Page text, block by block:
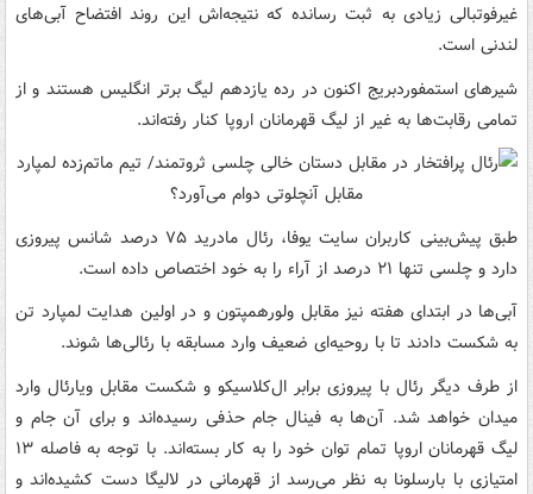
غیرفوتبالی زیادی به ثبت رسانده که نتیجه‌اش این روند افتضاح آبی‌های
لندنی است.
شیرهای استمفوردبریج اکنون در رده یازدهم لیگ برتر انگلیس هستند و از
تمامی رقابت‌ها به غیر از لیگ قهرمانان اروپا کنار رفته‌اند.
طبق پیش‌بینی کاربران سایت یوفا، رئال مادرید ۷۵ درصد شانس پیروزی
دارد و چلسی تنها ۲۱ درصد از آراء را به خود اختصاص داده است.
آبی‌ها در ابتدای هفته نیز مقابل ولورهمپتون و در اولین هدایت لمپارد تن
به شکست دادند تا با روحیه‌ای ضعیف وارد مسابقه با رئالی‌ها شوند.
از طرف دیگر رئال با پیروزی برابر ال‌کلاسیکو و شکست مقابل ویارئال وارد
میدان خواهد شد. آن‌ها به فینال جام حذفی رسیده‌اند و برای آن جام و
لیگ قهرمانان اروپا تمام توان خود را به کار بسته‌اند. با توجه به فاصله ۱۳
امتیازی با بارسلونا به نظر می‌رسد از قهرمانی در لالیگا دست کشیده‌اند و